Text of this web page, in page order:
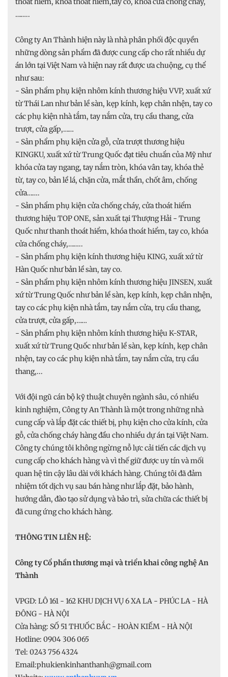
……..
Công ty An Thành hiện này là nhà phân phối độc quyền
những dòng sản phẩm đã được cung cấp cho rất nhiều dự
án lớn tại Việt Nam và hiện nay rất được ưa chuộng, cụ thể
như sau:
- Sản phẩm phụ kiện nhôm kính thương hiệu VVP, xuất xứ
từ Thái Lan như bản lề sàn, kẹp kính, kẹp chân nhện, tay co
các phụ kiện nhà tắm, tay nắm cửa, trụ cầu thang, cửa
trượt, cửa gấp,……
- Sản phẩm phụ kiện cửa gỗ, cửa trượt thương hiệu
KINGKU, xuất xứ từ Trung Quốc đạt tiêu chuẩn của Mỹ như
khóa cửa tay ngang, tay nắm tròn, khóa vân tay, khóa thẻ
từ, tay co, bản lề lá, chặn cửa, mắt thần, chốt âm, chống
cửa…….
- Sản phẩm phụ kiện cửa chống cháy, cửa thoát hiểm
thương hiệu TOP ONE, sản xuất tại Thượng Hải - Trung
Quốc như thanh thoát hiểm, khóa thoát hiểm, tay co, khóa
cửa chống cháy,……..
- Sản phẩm phụ kiện kính thương hiệu KING, xuất xứ từ
Hàn Quốc như bản lề sàn, tay co.
- Sản phẩm phụ kiện nhôm kính thương hiệu JINSEN, xuất
xứ từ Trung Quốc như bản lề sàn, kẹp kính, kẹp chân nhện,
tay co các phụ kiện nhà tắm, tay nắm cửa, trụ cầu thang,
cửa trượt, cửa gấp,……
- Sản phẩm phụ kiện nhôm kính thương hiệu K-STAR,
xuất xứ từ Trung Quốc như bản lề sàn, kẹp kính, kẹp chân
nhện, tay co các phụ kiện nhà tắm, tay nắm cửa, trụ cầu
thang,...
Với đội ngũ cán bộ kỹ thuật chuyên ngành sâu, có nhiều
kinh nghiệm, Công ty An Thành là một trong những nhà
cung cấp và lắp đặt các thiết bị, phụ kiện cho cửa kính, cửa
gỗ, cửa chống cháy hàng đầu cho nhiều dự án tại Việt Nam.
Công ty chúng tôi không ngừng nỗ lực cải tiến các dịch vụ
cung cấp cho khách hàng và vì thế giữ được uy tín và mối
quan hệ tin cậy lâu dài với khách hàng. Chúng tôi đã đảm
nhiệm tốt dịch vụ sau bán hàng như lắp đặt, bảo hành,
hướng dẫn, đào tạo sử dụng và bảo trì, sửa chữa các thiết bị
đã cung ứng cho khách hàng.
THÔNG TIN LIÊN HỆ:
Công ty Cổ phần thương mại và triển khai công nghệ An
Thành
VPGD: LÔ 161 - 162 KHU DỊCH VỤ 6 XA LA - PHÚC LA - HÀ
ĐÔNG - HÀ NỘI
Cửa hàng: SỐ 51 THUỐC BẮC - HOÀN KIẾM - HÀ NỘI
Hotline: 0904 306 065
Tel: 0243 756 4324
Email:phukienkinhanthanh@gmail.com